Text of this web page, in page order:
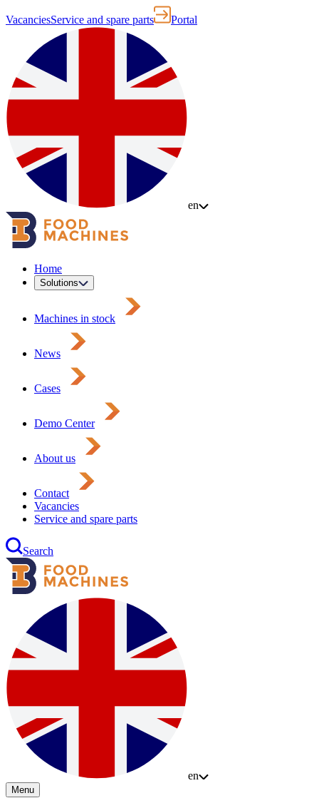
VacanciesService and spare parts Portal
en
Home
Solutions
Machines in stock
News
Cases
Demo Center
About us
Contact
Vacancies
Service and spare parts
Search
en
Menu